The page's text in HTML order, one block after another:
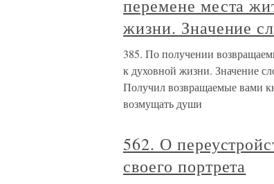
перемене места
жизни. Значение
385. По получении
к духовной жизни. Значение
Получил возвращаемые вами
возмущать души
562. О
своего портрета